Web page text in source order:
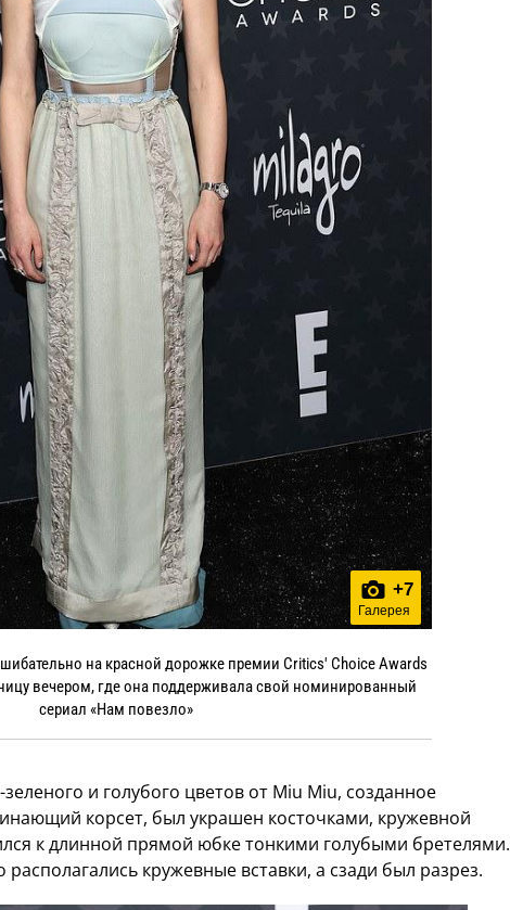
+7
Галерея
на красной дорожке премии Critics' Choice Awards
вечером, где она поддерживала свой номинированный
сериал «Нам повезло»
и голубого цветов от Miu Miu, созданное
корсет, был украшен косточками, кружевной
к длинной прямой юбке тонкими голубыми бретелями.
кружевные вставки, а сзади был разрез.